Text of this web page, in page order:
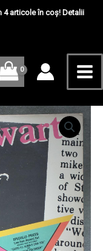
4 articole în coș! Detalii